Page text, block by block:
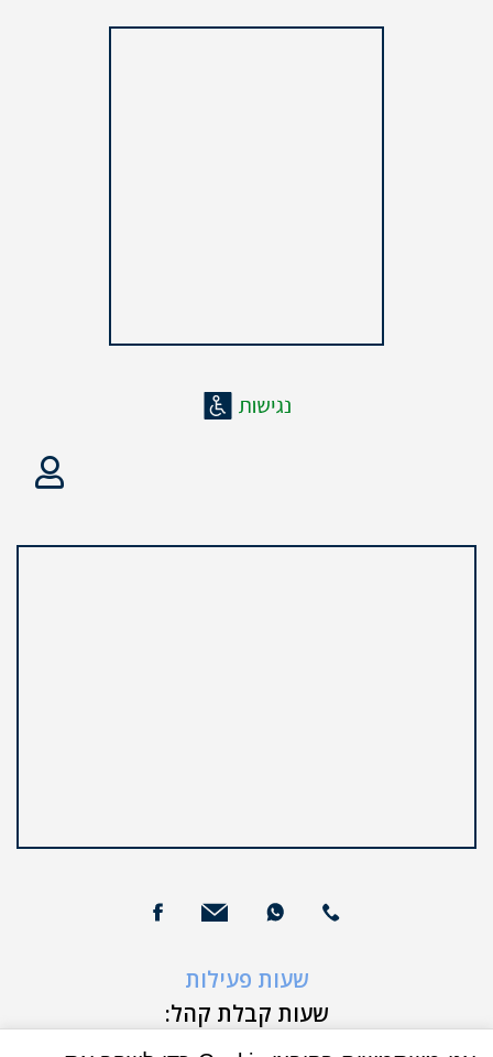
שעות פעילות
שעות קבלת קהל:
א'-ה' 9:00-16:00